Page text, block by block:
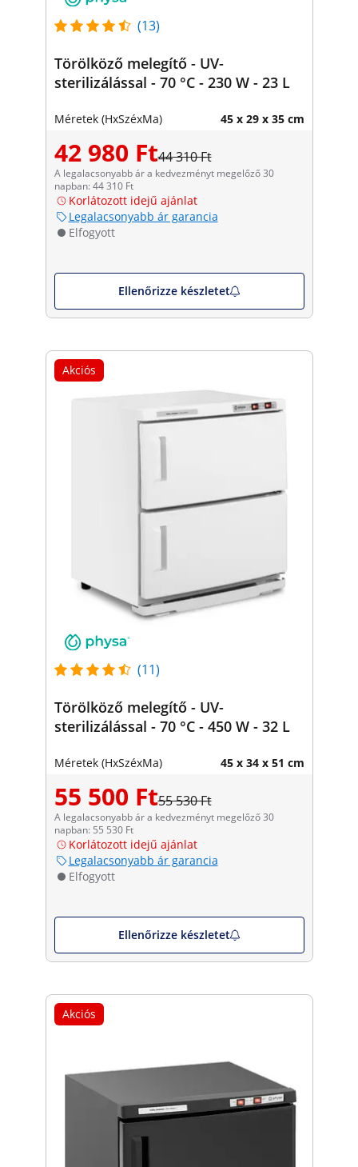
(13)
Törölköző melegítő - UV-
sterilizálással - 70 °C - 230 W - 23 L
Méretek (HxSzéxMa) 45 x 29 x 35 cm
42 980 Ft44 310 Ft
A legalacsonyabb ár a kedvezményt megelőző 30
napban: 44 310 Ft
Korlátozott idejű ajánlat
Legalacsonyabb ár garancia
Elfogyott
Ellenőrizze készletet
Akciós
(11)
Törölköző melegítő - UV-
sterilizálással - 70 °C - 450 W - 32 L
Méretek (HxSzéxMa) 45 x 34 x 51 cm
55 500 Ft55 530 Ft
A legalacsonyabb ár a kedvezményt megelőző 30
napban: 55 530 Ft
Korlátozott idejű ajánlat
Legalacsonyabb ár garancia
Elfogyott
Ellenőrizze készletet
Akciós